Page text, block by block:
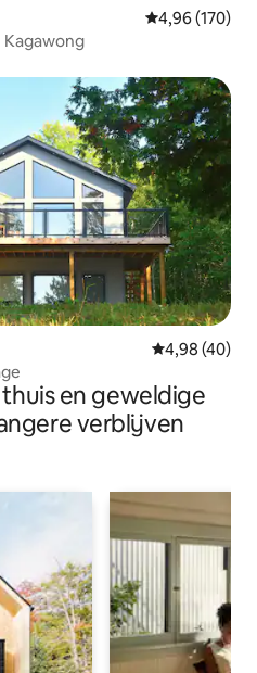
Gemiddelde
4,96 (170)
Kagawong
Gemiddelde
4,98 (40)
en geweldige
verblijven